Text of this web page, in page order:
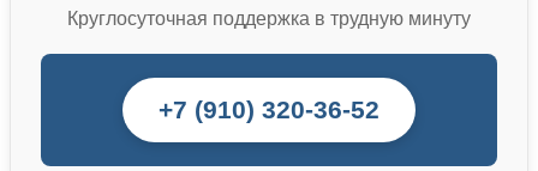
Круглосуточная поддержка в трудную минуту
+7 (910) 320-36-52